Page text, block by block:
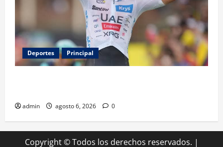
Deportes Principal
admin agosto 6, 2026 0
Copyright © Todos los derechos reservados. |